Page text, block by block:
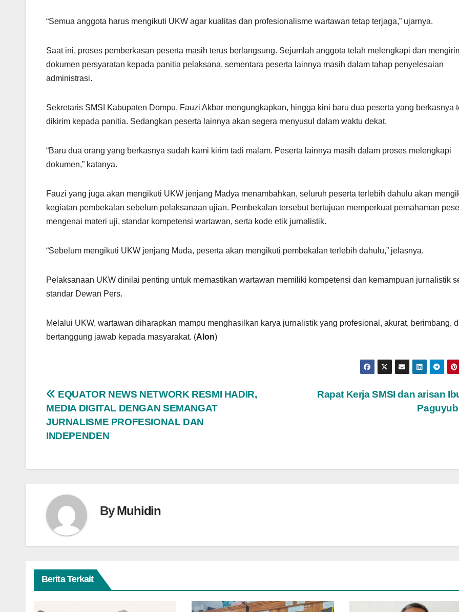
“Semua anggota harus mengikuti UKW agar kualitas dan profesionalisme wartawan tetap terjaga,” ujarnya.
Saat ini, proses pemberkasan peserta masih terus berlangsung. Sejumlah anggota telah melengkapi dan
dokumen persyaratan kepada panitia pelaksana, sementara peserta lainnya masih dalam tahap penyelesaian
administrasi.
Sekretaris SMSI Kabupaten Dompu, Fauzi Akbar mengungkapkan, hingga kini baru dua peserta yang berkasnya
dikirim kepada panitia. Sedangkan peserta lainnya akan segera menyusul dalam waktu dekat.
“Baru dua orang yang berkasnya sudah kami kirim tadi malam. Peserta lainnya masih dalam proses melengkapi
dokumen,” katanya.
Fauzi yang juga akan mengikuti UKW jenjang Madya menambahkan, seluruh peserta terlebih dahulu akan
kegiatan pembekalan sebelum pelaksanaan ujian. Pembekalan tersebut bertujuan memperkuat pemahaman
mengenai materi uji, standar kompetensi wartawan, serta kode etik jurnalistik.
“Sebelum mengikuti UKW jenjang Muda, peserta akan mengikuti pembekalan terlebih dahulu,” jelasnya.
Pelaksanaan UKW dinilai penting untuk memastikan wartawan memiliki kompetensi dan kemampuan jurnalistik
standar Dewan Pers.
Melalui UKW, wartawan diharapkan mampu menghasilkan karya jurnalistik yang profesional, akurat, berimbang,
bertanggung jawab kepada masyarakat. (Alon)
Navigasi
pos
Rapat Kerja SMSI dan arisan
EQUATOR NEWS NETWORK RESMI HADIR,
MEDIA DIGITAL DENGAN SEMANGAT
JURNALISME PROFESIONAL DAN
INDEPENDEN
ByMuhidin
Berita Terkait